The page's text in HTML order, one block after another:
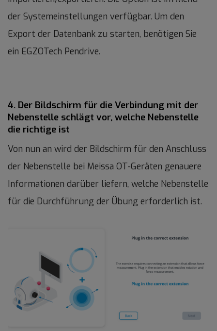
der Systemeinstellungen verfügbar. Um den
Export der Datenbank zu starten, benötigen Sie
ein EGZOTech Pendrive.
4. Der Bildschirm für die Verbindung mit der
Nebenstelle schlägt vor, welche Nebenstelle
die richtige ist
Von nun an wird der Bildschirm für den Anschluss
der Nebenstelle bei Meissa OT-Geräten genauere
Informationen darüber liefern, welche Nebenstelle
für die Durchführung der Übung erforderlich ist.